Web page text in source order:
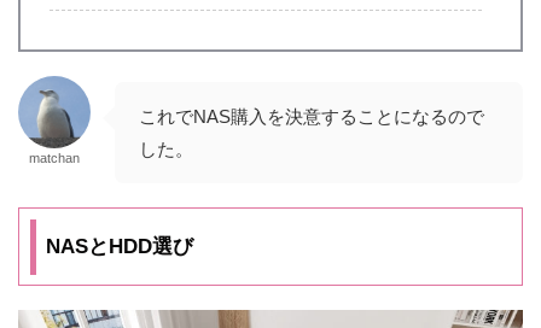
matchan
これでNAS購入を決意することになるので
した。
NASとHDD選び